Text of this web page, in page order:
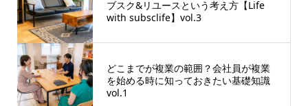
ブスク&リユースという考え方【Life
with subsclife】vol.3
どこまでが複業の範囲？会社員が複業
を始める時に知っておきたい基礎知識
vol.1